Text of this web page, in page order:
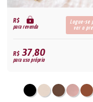
R$
para revenda
Logue-se
ver o
R$37,80
para uso próprio